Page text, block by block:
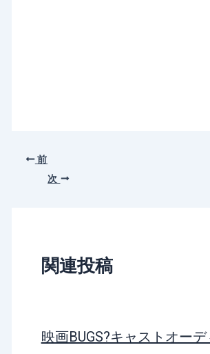
前
次
関連投稿
映画BUGS?キャストオー